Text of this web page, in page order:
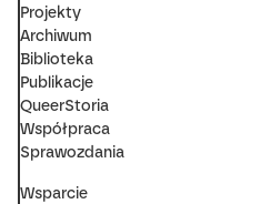
Projekty
Archiwum
Biblioteka
Publikacje
QueerStoria
Współpraca
Sprawozdania
Wsparcie